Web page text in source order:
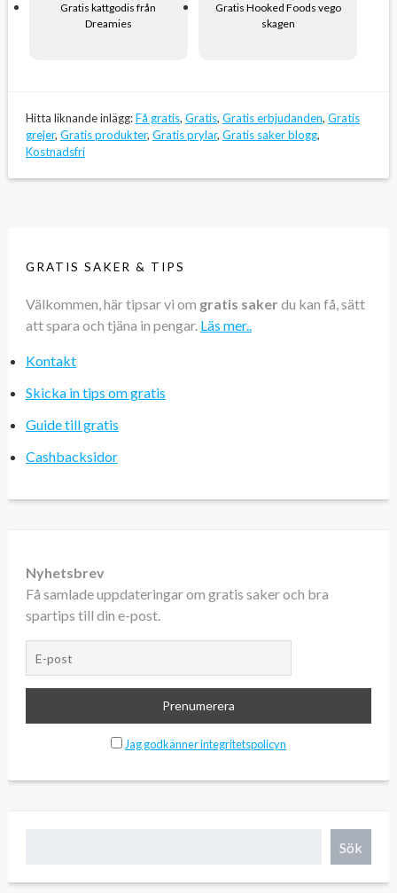
Gratis kattgodis från
Dreamies
Gratis Hooked Foods vego
skagen
Hitta liknande inlägg:Få gratis, Gratis, Gratis erbjudanden, Gratis
grejer, Gratis produkter, Gratis prylar, Gratis saker blogg,
Kostnadsfri
GRATIS SAKER & TIPS
Välkommen, här tipsar vi om gratis saker du kan få, sätt
att spara och tjäna in pengar. Läs mer..
Kontakt
Skicka in tips om gratis
Guide till gratis
Cashbacksidor
Nyhetsbrev
Få samlade uppdateringar om gratis saker och bra
spartips till din e-post.
Jag godkänner integritetspolicyn
Sök